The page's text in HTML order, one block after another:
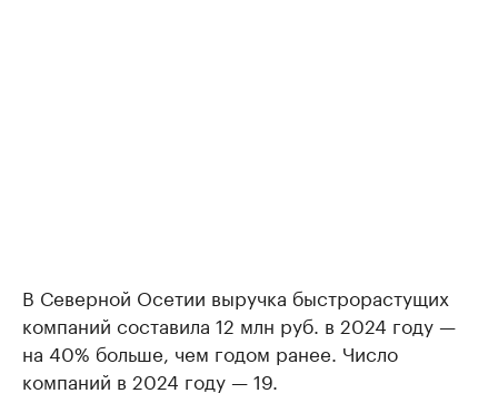
В Северной Осетии выручка быстрорастущих
компаний составила 12 млн руб. в 2024 году —
на 40% больше, чем годом ранее. Число
компаний в 2024 году — 19.